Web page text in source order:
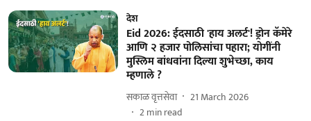
देश
Eid 2026: ईदसाठी 'हाय अलर्ट'! ड्रोन कॅमेरे
आणि २ हजार पोलिसांचा पहारा; योगींनी
मुस्लिम बांधवांना दिल्या शुभेच्छा, काय
म्हणाले ?
सकाळ वृत्तसेवा
21 March 2026
2min read